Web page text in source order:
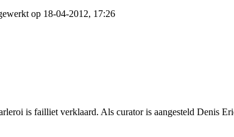
op 18-04-2012, 17:26
is failliet verklaard. Als curator is aangesteld Denis